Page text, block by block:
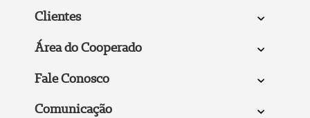
Clientes
Área do Cooperado
Fale Conosco
Comunicação